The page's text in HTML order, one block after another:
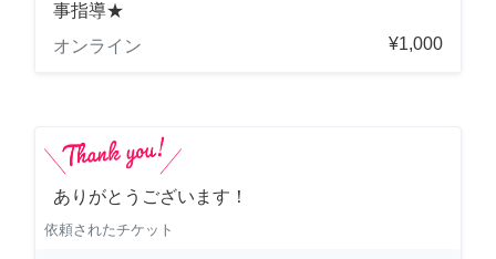
事指導★
オンライン
¥1,000
ありがとうございます！
依頼されたチケット